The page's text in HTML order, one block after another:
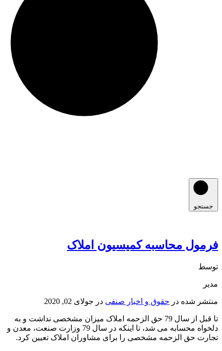
جستجو
فرمول محاسبه کمیسیون املاک
توسط
مدیر
منتشر شده در حقوق و اخبار صنفی در جولای 02, 2020
تا قبل از سال 79 حق الزحمه املاک میزان مشخصی نداشت و به
دلخواه محسابه می شد، تا اینکه در سال 79 وزارت صنعت، معدن و
تجارت حق الزحمه مشخصی را برای مشاوران املاک تعیین کرد.